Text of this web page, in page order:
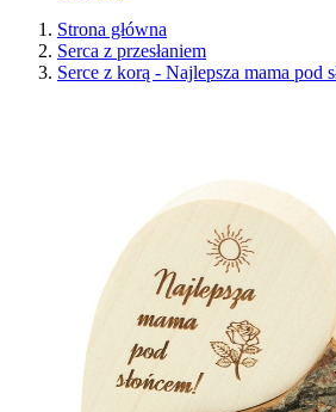
Strona główna
Serca z przesłaniem
Serce z korą - Najlepsza mama pod